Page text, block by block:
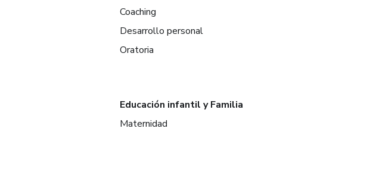
Coaching
Desarrollo personal
Oratoria
Educación infantil y Familia
Maternidad